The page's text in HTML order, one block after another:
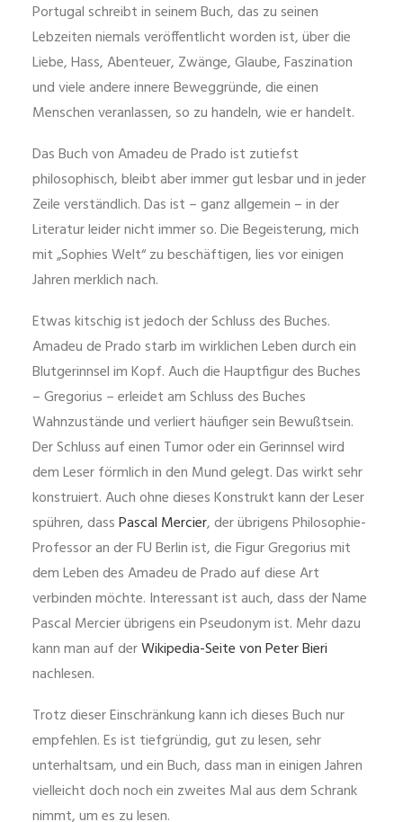
Portugal schreibt in seinem Buch, das zu seinen
Lebzeiten niemals veröffentlicht worden ist, über die
Liebe, Hass, Abenteuer, Zwänge, Glaube, Faszination
und viele andere innere Beweggründe, die einen
Menschen veranlassen, so zu handeln, wie er handelt.
Das Buch von Amadeu de Prado ist zutiefst
philosophisch, bleibt aber immer gut lesbar und in jeder
Zeile verständlich. Das ist – ganz allgemein – in der
Literatur leider nicht immer so. Die Begeisterung, mich
mit „Sophies Welt“ zu beschäftigen, lies vor einigen
Jahren merklich nach.
Etwas kitschig ist jedoch der Schluss des Buches.
Amadeu de Prado starb im wirklichen Leben durch ein
Blutgerinnsel im Kopf. Auch die Hauptfigur des Buches
– Gregorius – erleidet am Schluss des Buches
Wahnzustände und verliert häufiger sein Bewußtsein.
Der Schluss auf einen Tumor oder ein Gerinnsel wird
dem Leser förmlich in den Mund gelegt. Das wirkt sehr
konstruiert. Auch ohne dieses Konstrukt kann der Leser
spühren, dassPascal Mercier, der übrigens Philosophie-
Professor an der FU Berlin ist, die Figur Gregorius mit
dem Leben des Amadeu de Prado auf diese Art
verbinden möchte. Interessant ist auch, dass der Name
Pascal Mercier übrigens ein Pseudonym ist. Mehr dazu
kann man auf derWikipedia-Seite von Peter Bieri
nachlesen.
Trotz dieser Einschränkung kann ich dieses Buch nur
empfehlen. Es ist tiefgründig, gut zu lesen, sehr
unterhaltsam, und ein Buch, dass man in einigen Jahren
vielleicht doch noch ein zweites Mal aus dem Schrank
nimmt, um es zu lesen.